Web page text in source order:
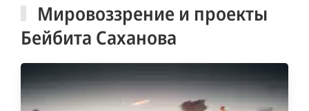
Мировоззрение и проекты
Бейбита Саханова